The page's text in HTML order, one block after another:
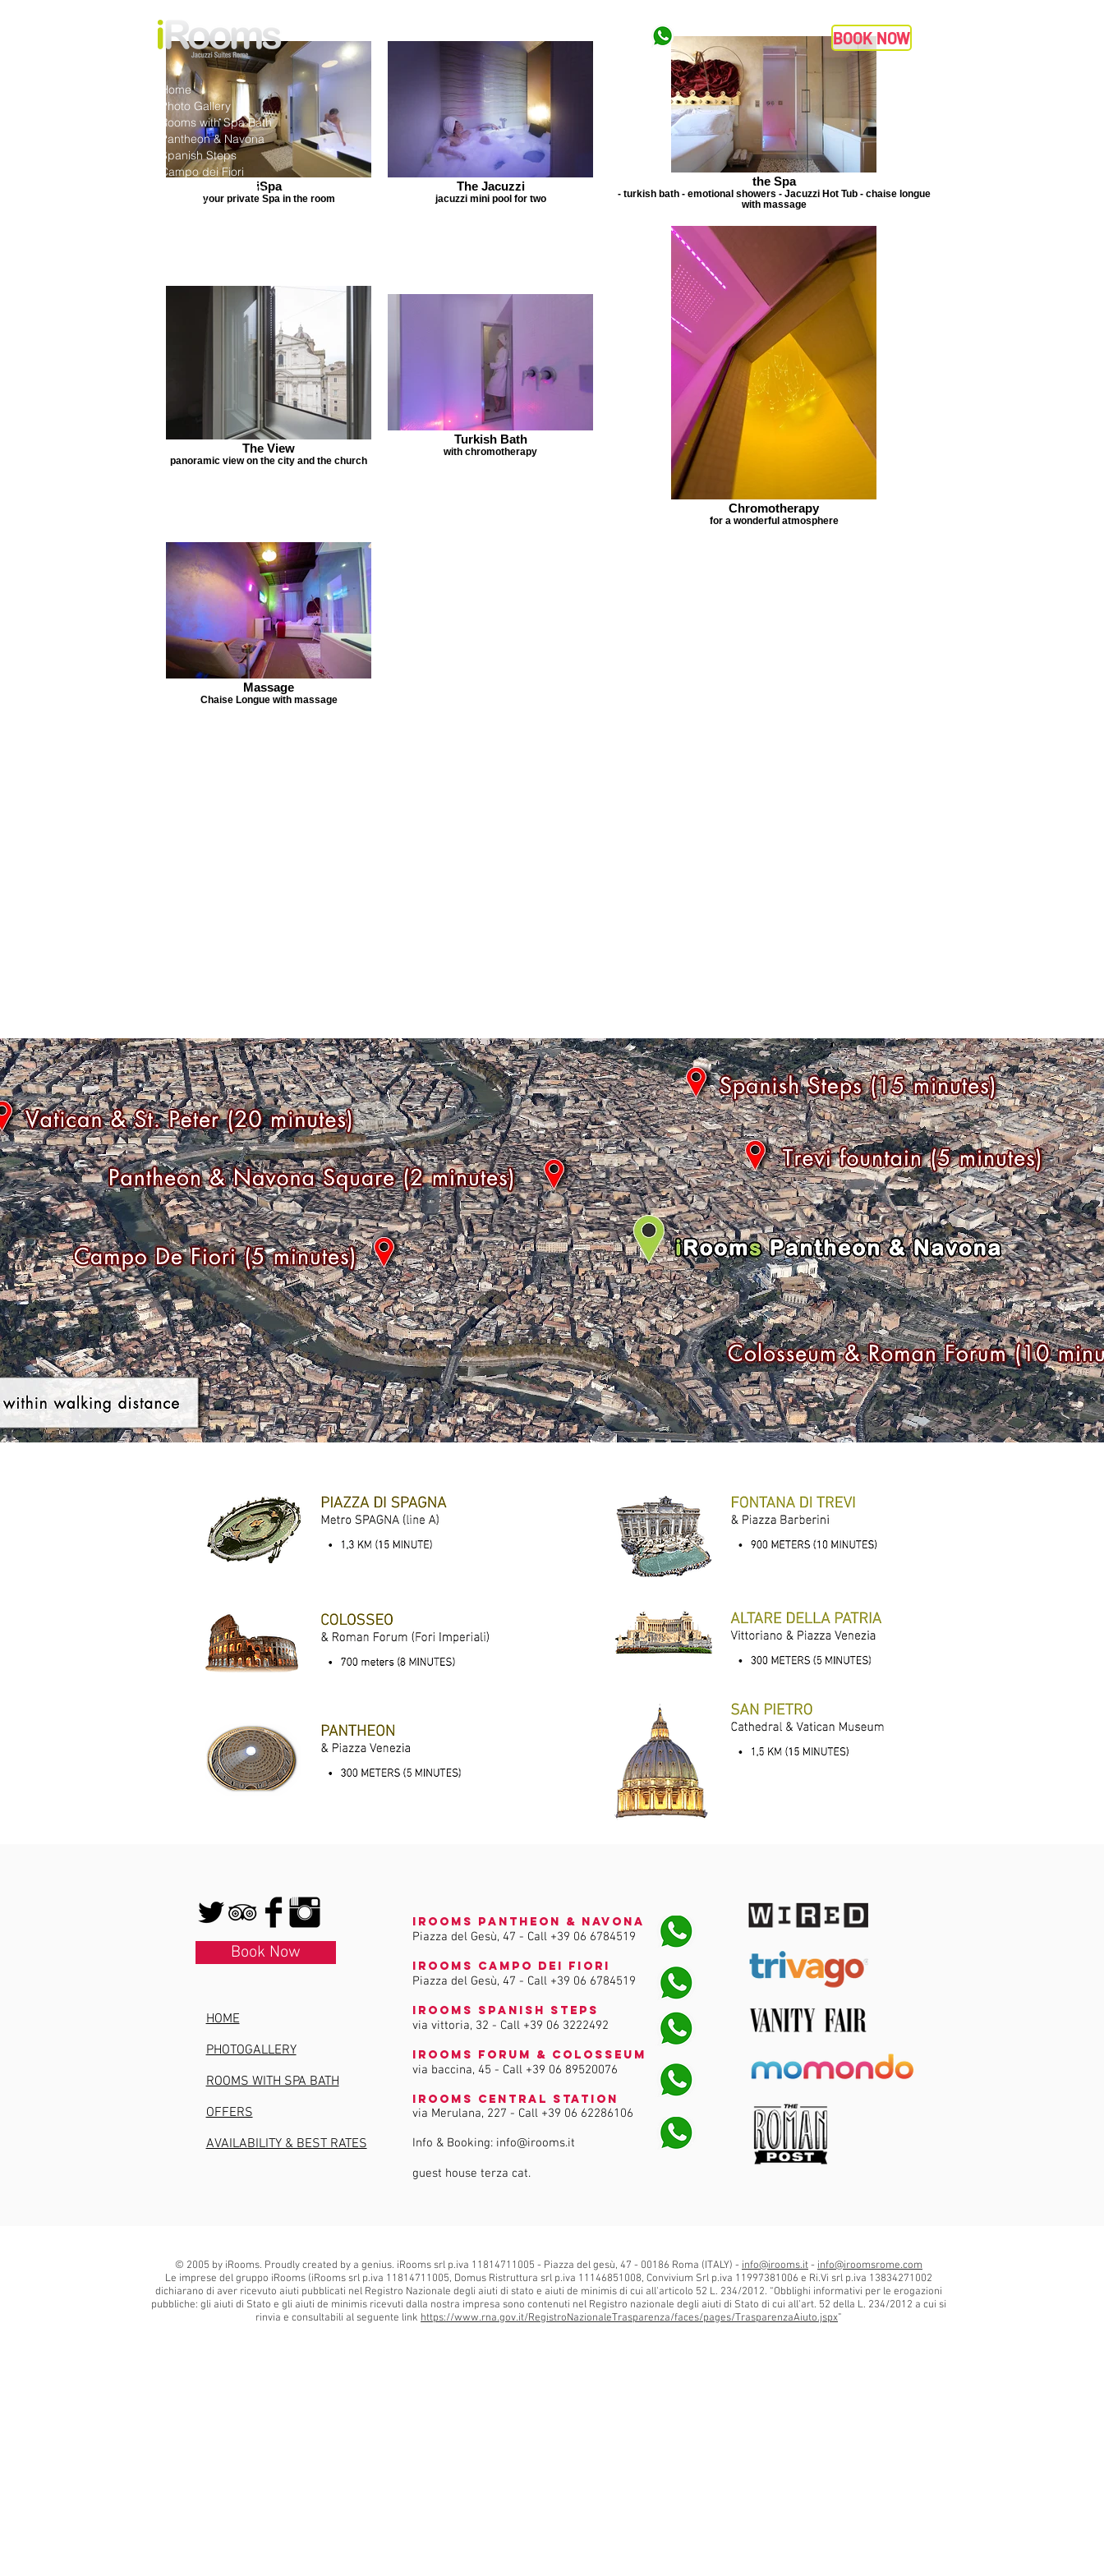
BOOK NOW
iSpa
your private Spa in the room
The Jacuzzi
jacuzzi mini pool for two
the Spa
- turkish bath - emotional showers - Jacuzzi Hot Tub - chaise longue
with massage
The View
panoramic view on the city and the church
Turkish Bath
with chromotherapy
Chromotherapy
for a wonderful atmosphere
Massage
Chaise Longue with massage
Home
Photo Gallery
Rooms with Spa Bath
Pantheon & Navona
Spanish Steps
Campo dei Fiori
Forum & Colosseum
Central Station
HOME
PHOTOGALLERY
ROOMS WITH SPA BATH
OFFERS
AVAILABILITY & BEST RATES
Book Now
iRooms Pantheon & Navona
Piazza del Gesù, 47 - Call +39 06 6784519
iRooms Campo dei Fiori
Piazza del Gesù, 47 - Call +39 06 6784519
iRooms Spanish Steps
via vittoria, 32 - Call +39 06 3222492
iRooms Forum & Colosseum
via baccina, 45 - Call +39 06 89520076
iRooms Central Station
via Merulana, 227 - Call +39 06 62286106
Info & Booking: info@irooms.it
guest house terza cat.
© 2005 by iRooms. Proudly created by a genius. iRooms srl p.iva 11814711005 - Piazza del gesù, 47 - 00186 Roma (ITALY) - info@irooms.it- info@iroomsrome.com
Le imprese del gruppo iRooms (iRooms srl p.iva 11814711005, Domus Ristruttura srl p.iva 11146851008, Convivium Srl p.iva 11997381006 e Ri.Vi srl p.iva 13834271002
dichiarano di aver ricevuto aiuti pubblicati nel Registro Nazionale degli aiuti di stato e aiuti de minimis di cui all'articolo 52 L. 234/2012. “Obblighi informativi per le erogazioni
pubbliche: gli aiuti di Stato e gli aiuti de minimis ricevuti dalla nostra impresa sono contenuti nel Registro nazionale degli aiuti di Stato di cui all’art. 52 della L. 234/2012 a cui si
rinvia e consultabili al seguente link https://www.rna.gov.it/RegistroNazionaleTrasparenza/faces/pages/TrasparenzaAiuto.jspx”